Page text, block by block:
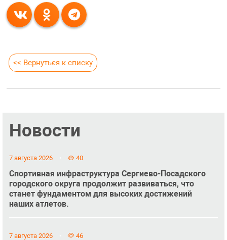
<< Вернуться к списку
Новости
7 августа 2026 40
Спортивная инфраструктура Сергиево-Посадского
городского округа продолжит развиваться, что
станет фундаментом для высоких достижений
наших атлетов.
7 августа 2026 46